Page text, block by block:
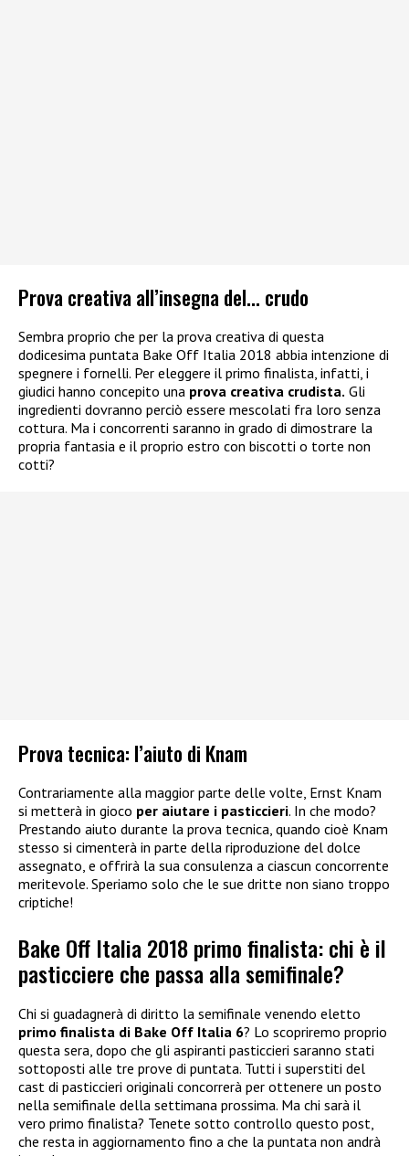
Prova creativa all’insegna del… crudo
Sembra proprio che per la prova creativa di questa
dodicesima puntata Bake Off Italia 2018 abbia intenzione di
spegnere i fornelli. Per eleggere il primo finalista, infatti, i
giudici hanno concepito una prova creativa crudista. Gli
ingredienti dovranno perciò essere mescolati fra loro senza
cottura. Ma i concorrenti saranno in grado di dimostrare la
propria fantasia e il proprio estro con biscotti o torte non
cotti?
Prova tecnica: l’aiuto di Knam
Contrariamente alla maggior parte delle volte, Ernst Knam
si metterà in gioco per aiutare i pasticcieri. In che modo?
Prestando aiuto durante la prova tecnica, quando cioè Knam
stesso si cimenterà in parte della riproduzione del dolce
assegnato, e offrirà la sua consulenza a ciascun concorrente
meritevole. Speriamo solo che le sue dritte non siano troppo
criptiche!
Bake Off Italia 2018 primo finalista: chi è il
pasticciere che passa alla semifinale?
Chi si guadagnerà di diritto la semifinale venendo eletto
primo finalista di Bake Off Italia 6? Lo scopriremo proprio
questa sera, dopo che gli aspiranti pasticcieri saranno stati
sottoposti alle tre prove di puntata. Tutti i superstiti del
cast di pasticcieri originali concorrerà per ottenere un posto
nella semifinale della settimana prossima. Ma chi sarà il
vero primo finalista? Tenete sotto controllo questo post,
che resta in aggiornamento fino a che la puntata non andrà